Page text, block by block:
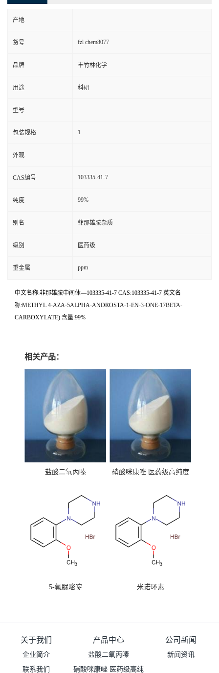
产地
货号 fzl chem8077
品牌 丰竹林化学
用途 科研
型号
包装规格 1
外观
CAS编号 103335-41-7
纯度 99%
别名 菲那雄胺杂质
级别 医药级
重金属 ppm
中文名称:非那雄胺中间体—103335-41-7 CAS:103335-41-7 英文名
称:METHYL 4-AZA-5ALPHA-ANDROSTA-1-EN-3-ONE-17BETA-
CARBOXYLATE) 含量:99%
相关产品：
盐酸二氧丙嗪
硝酸咪康唑 医药级高纯度
5-氟脲嘧啶 米诺环素
关于我们
企业简介
联系我们
产品中心
盐酸二氧丙嗪
硝酸咪康唑 医药级高纯
公司新闻
新闻资讯